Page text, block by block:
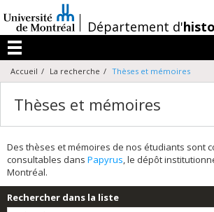
au
contenu
/Département d'
Menu
Accueil La recherche Thèses et mémoires
Thèses et mémoires
Des thèses et mémoires de nos étudiants sont
consultables dans Papyrus, le dépôt
Montréal.
Rechercher dans la liste